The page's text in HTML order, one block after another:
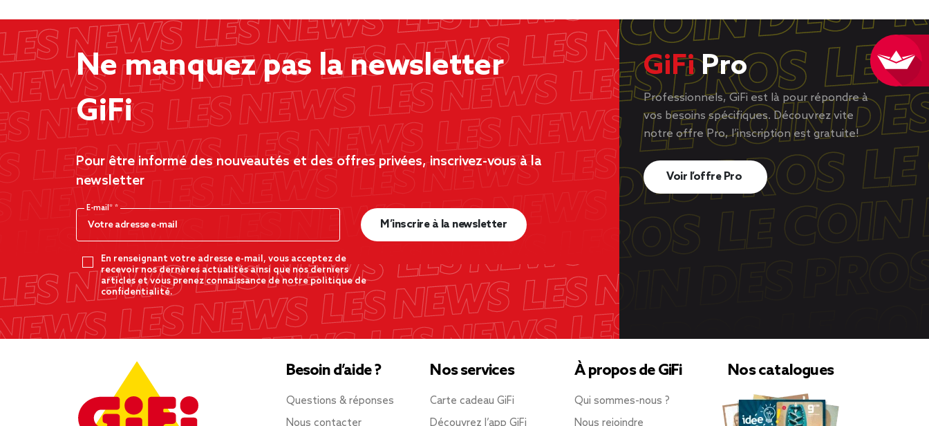
Ne manquez pas la newsletter
GiFi
Pour être informé des nouveautés et des offres privées, inscrivez-vous à la
newsletter
E-mail*
En renseignant votre adresse e-mail, vous acceptez de
recevoir nos dernères actualités ainsi que nos derniers
articles et vous prenez connaissance de notre politique de
confidentialité.
M’inscrire à la newsletter
GiFiPro
Professionnels, GiFi est là pour répondre à
vos besoins spécifiques. Découvrez vite
notre offre Pro, l’inscription est gratuite!
Voir l’offre Pro
Besoin d’aide ?
Questions & réponses
Nous contacter
Nos services
Carte cadeau GiFi
Découvrez l’app GiFi
À propos de GiFi
Qui sommes-nous ?
Nous rejoindre
Nos catalogues